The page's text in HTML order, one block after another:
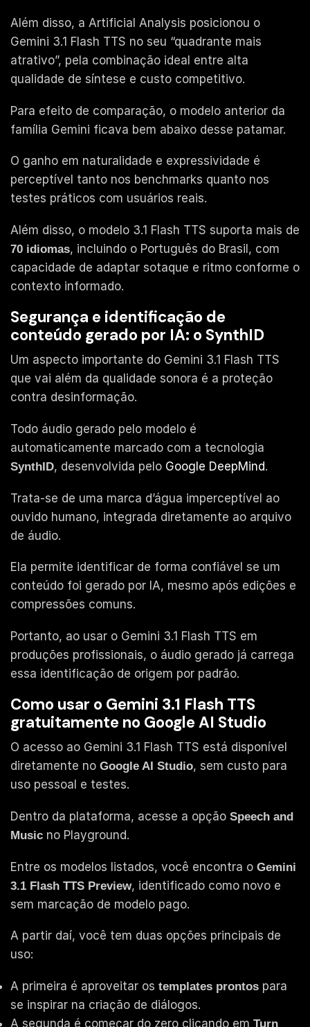
Além disso, a Artificial Analysis posicionou o
Gemini 3.1 Flash TTS no seu “quadrante mais
atrativo”, pela combinação ideal entre alta
qualidade de síntese e custo competitivo.
Para efeito de comparação, o modelo anterior da
família Gemini ficava bem abaixo desse patamar.
O ganho em naturalidade e expressividade é
perceptível tanto nos benchmarks quanto nos
testes práticos com usuários reais.
Além disso, o modelo 3.1 Flash TTS suporta mais de
70 idiomas, incluindo o Português do Brasil, com
capacidade de adaptar sotaque e ritmo conforme o
contexto informado.
Segurança e identificação de
conteúdo gerado por IA: o SynthID
Um aspecto importante do Gemini 3.1 Flash TTS
que vai além da qualidade sonora é a proteção
contra desinformação.
Todo áudio gerado pelo modelo é
automaticamente marcado com a tecnologia
SynthID, desenvolvida pelo Google DeepMind.
Trata-se de uma marca d’água imperceptível ao
ouvido humano, integrada diretamente ao arquivo
de áudio.
Ela permite identificar de forma confiável se um
conteúdo foi gerado por IA, mesmo após edições e
compressões comuns.
Portanto, ao usar o Gemini 3.1 Flash TTS em
produções profissionais, o áudio gerado já carrega
essa identificação de origem por padrão.
Como usar o Gemini 3.1 Flash TTS
gratuitamente no Google AI Studio
O acesso ao Gemini 3.1 Flash TTS está disponível
diretamente no Google AI Studio, sem custo para
uso pessoal e testes.
Dentro da plataforma, acesse a opção Speech and
Music no Playground.
Entre os modelos listados, você encontra o Gemini
3.1 Flash TTS Preview, identificado como novo e
sem marcação de modelo pago.
A partir daí, você tem duas opções principais de
uso:
A primeira é aproveitar os templates prontos para
se inspirar na criação de diálogos.
A segunda é começar do zero clicando em Turn